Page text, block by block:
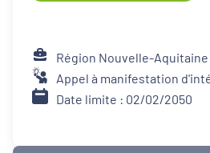
Région Nouvelle-Aquitaine
Appel à manifestation
Date limite : 02/02/2050